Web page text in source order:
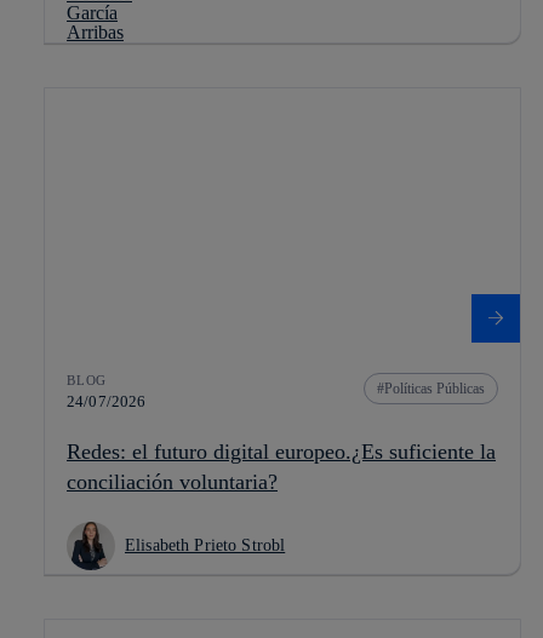
BLOG
24/07/2026
Políticas Públicas
Redes: el futuro digital europeo.¿Es suficiente la
conciliación voluntaria?
Elisabeth Prieto Strobl